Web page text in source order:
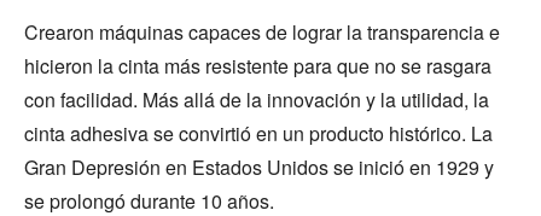
Crearon máquinas capaces de lograr la transparencia e
hicieron la cinta más resistente para que no se rasgara
con facilidad. Más allá de la innovación y la utilidad, la
cinta adhesiva se convirtió en un producto histórico. La
Gran Depresión en Estados Unidos se inició en 1929 y
se prolongó durante 10 años.